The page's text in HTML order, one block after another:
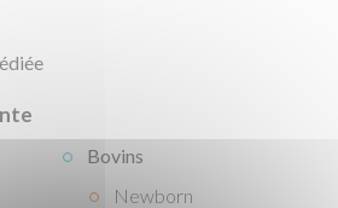
Bovins
Newborn